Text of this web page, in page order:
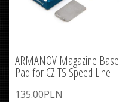
ARMANOV Magazine Base
Pad for CZ TS Speed Line
135.00PLN